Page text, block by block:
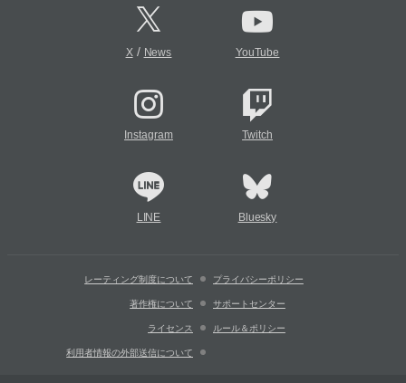
X/ News YouTube
Instagram Twitch
LINE Bluesky
レーティング制度について プライバシーポリシー
著作権について サポートセンター
ライセンス ルール＆ポリシー
利用者情報の外部送信について